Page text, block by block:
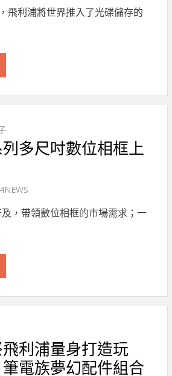
飛利浦將世界推入了光碟儲存的
多尺吋數位相框上
，帶領數位相框的市場需求；一
利浦量身打造玩
電族夢幻配件組合